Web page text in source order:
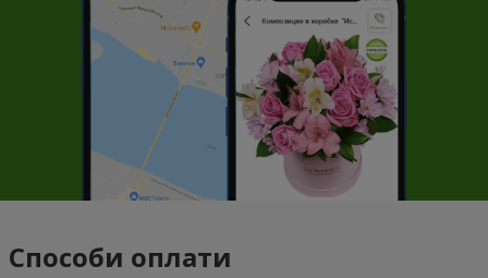
Способи оплати